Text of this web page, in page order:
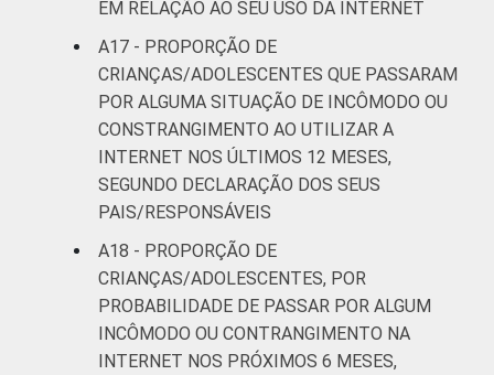
EM RELAÇÃO AO SEU USO DA INTERNET
A17 - PROPORÇÃO DE
CRIANÇAS/ADOLESCENTES QUE PASSARAM
POR ALGUMA SITUAÇÃO DE INCÔMODO OU
CONSTRANGIMENTO AO UTILIZAR A
INTERNET NOS ÚLTIMOS 12 MESES,
SEGUNDO DECLARAÇÃO DOS SEUS
PAIS/RESPONSÁVEIS
A18 - PROPORÇÃO DE
CRIANÇAS/ADOLESCENTES, POR
PROBABILIDADE DE PASSAR POR ALGUM
INCÔMODO OU CONTRANGIMENTO NA
INTERNET NOS PRÓXIMOS 6 MESES,